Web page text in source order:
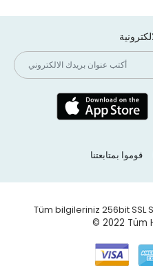
قوموا بمتابعتنا
Tüm bilgileriniz 256bit SSL
© 2022 Tüm